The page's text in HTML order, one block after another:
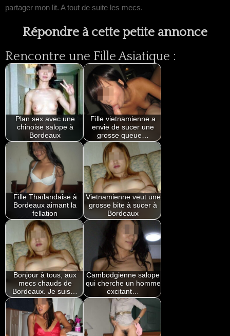
partager mon lit. A tout de suite les mecs.
Répondre à cette petite annonce
Rencontre une Fille Asiatique :
Plan sex avec une
chinoise salope à
Bordeaux
Fille vietnamienne a
envie de sucer une
grosse queue…
Fille Thaïlandaise à
Bordeaux aimant la
fellation
Vietnamienne veut une
grosse bite à sucer à
Bordeaux
Bonjour à tous, aux
mecs chauds de
Bordeaux. Je suis…
Cambodgienne salope
qui cherche un homme
excitant…